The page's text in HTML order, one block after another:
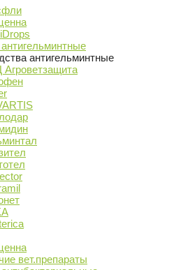
антигельминтные
вет.препараты